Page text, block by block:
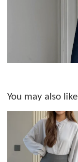
You may also like